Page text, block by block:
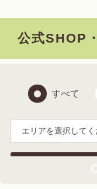
公式SHOP
すべて
エリアを選択して